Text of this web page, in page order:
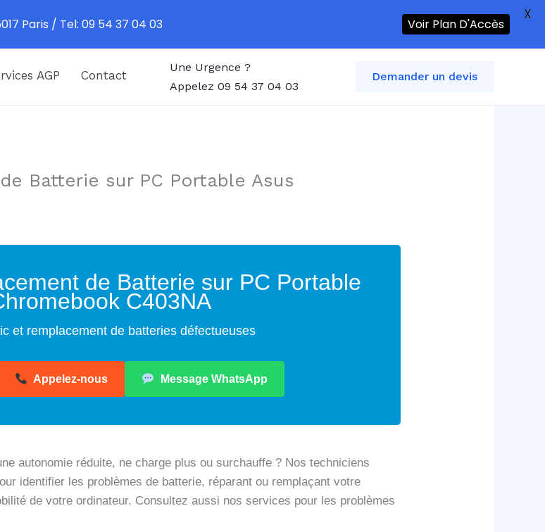
AGP Contact
Une Urgence ?
Appelez 09 54 37 04 03
Demander un devis
Batterie sur PC Portable Asus
de Batterie sur PC Portable
C403NA
et remplacement de batteries défectueuses
Appelez-nous Message WhatsApp
autonomie réduite, ne charge plus ou surchauffe ? Nos techniciens
identifier les problèmes de batterie, réparant ou remplaçant votre
de votre ordinateur. Consultez aussi nos services pour les problèmes
Paris / Tel: 09 54 37 04 03 Voir Plan D'Accès
X